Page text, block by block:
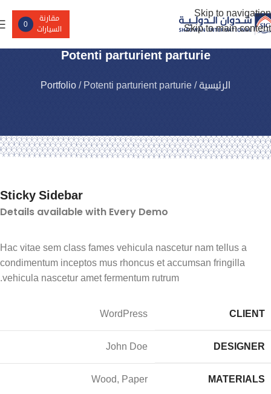
Skip to navigation
Skip to main content
مقارنة
السيارات
0
Potenti parturient parturie
الرئيسية/
Portfolio/Potenti parturient parturie
Sticky Sidebar
Details available with Every Demo
Hac vitae sem class fames vehicula nascetur nam tellus a
condimentum inceptos mus rhoncus et accumsan fringilla
vehicula nascetur amet fermentum rutrum.
CLIENT
WordPress
DESIGNER
John Doe
MATERIALS
Wood, Paper